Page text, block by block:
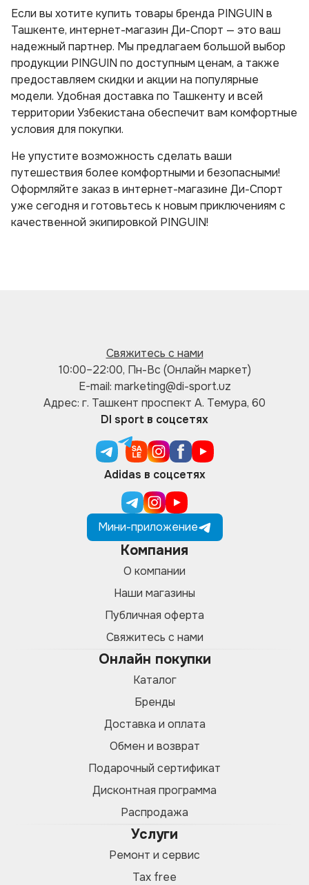
Если вы хотите купить товары бренда PINGUIN в
Ташкенте, интернет-магазин Ди-Спорт — это ваш
надежный партнер. Мы предлагаем большой выбор
продукции PINGUIN по доступным ценам, а также
предоставляем скидки и акции на популярные
модели. Удобная доставка по Ташкенту и всей
территории Узбекистана обеспечит вам комфортные
условия для покупки.
Не упустите возможность сделать ваши
путешествия более комфортными и безопасными!
Оформляйте заказ в интернет-магазине Ди-Спорт
уже сегодня и готовьтесь к новым приключениям с
качественной экипировкой PINGUIN!
Свяжитесь с нами
10:00–22:00, Пн-Вс (Онлайн маркет)
E-mail: marketing@di-sport.uz
Адрес: г. Ташкент проспект А. Темура, 60
DI sport в соцсетях
Adidas в соцсетях
Мини-приложение
Компания
О компании
Наши магазины
Публичная оферта
Свяжитесь с нами
Онлайн покупки
Каталог
Бренды
Доставка и оплата
Обмен и возврат
Подарочный сертификат
Дисконтная программа
Распродажа
Услуги
Ремонт и сервис
Tax free